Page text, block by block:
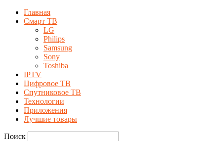
Главная
Смарт ТВ
LG
Philips
Samsung
Sony
Toshiba
IPTV
Цифровое ТВ
Спутниковое ТВ
Технологии
Приложения
Лучшие товары
Поиск